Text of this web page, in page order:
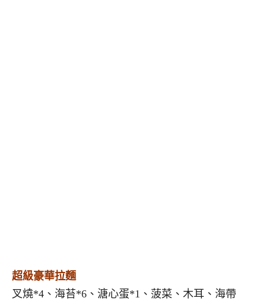
超級豪華拉麵
叉燒*4、海苔*6、溏心蛋*1、菠菜、木耳、海帶